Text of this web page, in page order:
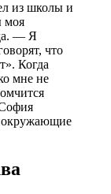
из школы и
моя
— Я
что
Когда
мне не
окружающие